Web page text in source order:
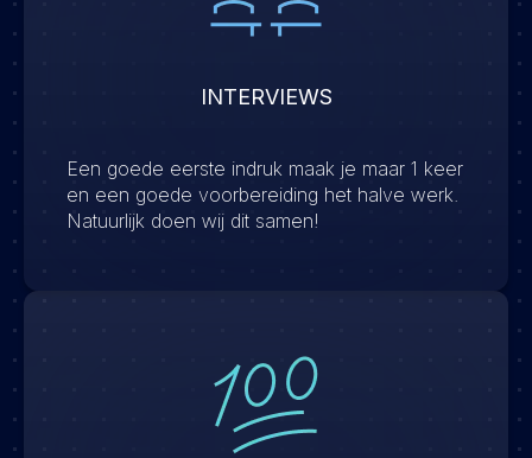
INTERVIEWS
Een goede eerste indruk maak je maar 1 keer
en een goede voorbereiding het halve werk.
Natuurlijk doen wij dit samen!